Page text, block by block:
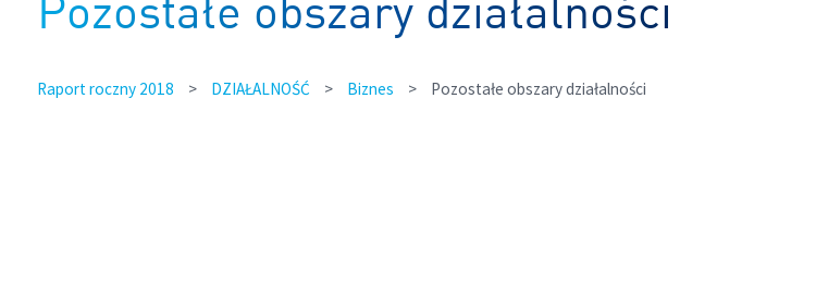
Raport roczny 2018 > DZIAŁALNOŚĆ > Biznes > Pozostałe obszary działalności